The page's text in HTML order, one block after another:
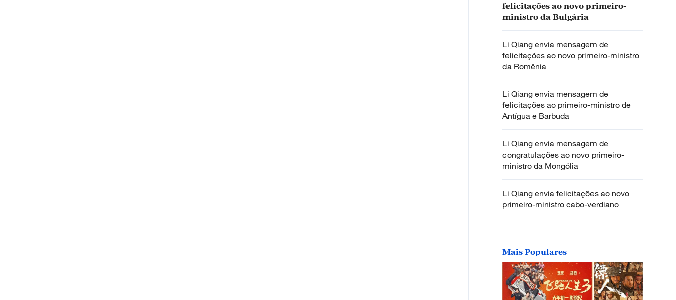
felicitações ao novo primeiro-
ministro da Bulgária
Li Qiang envia mensagem de
felicitações ao novo primeiro-ministro
da Romênia
Li Qiang envia mensagem de
felicitações ao primeiro-ministro de
Antígua e Barbuda
Li Qiang envia mensagem de
congratulações ao novo primeiro-
ministro da Mongólia
Li Qiang envia felicitações ao novo
primeiro-ministro cabo-verdiano
Mais Populares